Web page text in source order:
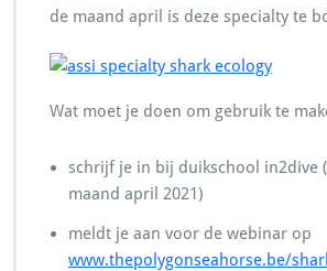
de maand april is deze specialty te
Wat moet je doen om gebruik te
schrijf je in bij duikschool in2dive
maand april 2021)
meldt je aan voor de webinar op
www.thepolygonseahorse.be/